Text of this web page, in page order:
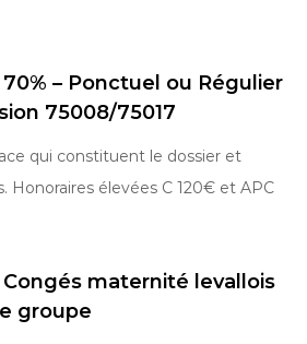
– Ponctuel ou Régulier
75008/75017
qui constituent le dossier et
Honoraires élevées C 120€ et APC
maternité levallois
groupe